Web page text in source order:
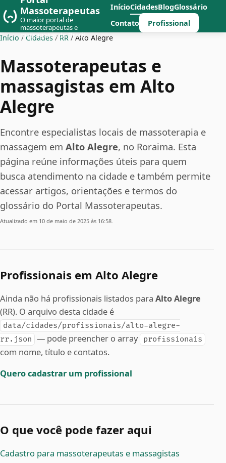
Massoterapeutas
O maior portal de
massoterapeutas e
massagistas do Brasil
InícioCidadesBlogGlossário
Contato
Profissional
Início / Cidades / RR / Alto Alegre
Massoterapeutas e
massagistas em Alto
Alegre
Encontre especialistas locais de massoterapia e
massagem em Alto Alegre, no Roraima. Esta
página reúne informações úteis para quem
busca atendimento na cidade e também permite
acessar artigos, orientações e termos do
glossário do Portal Massoterapeutas.
Atualizado em 10 de maio de 2025 às 16:58.
Profissionais em Alto Alegre
Ainda não há profissionais listados para Alto Alegre
(RR). O arquivo desta cidade é
data/cidades/profissionais/alto-alegre-
rr.json — pode preencher o array profissionais
com nome, título e contatos.
Quero cadastrar um profissional
O que você pode fazer aqui
Cadastro para massoterapeutas e massagistas